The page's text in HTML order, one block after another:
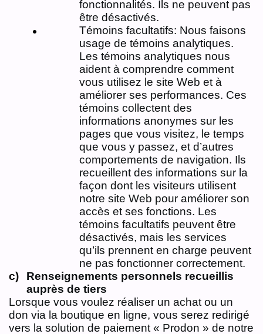
fonctionnalités. Ils ne peuvent pas
être désactivés.
Témoins facultatifs: Nous faisons
usage de témoins analytiques.
Les témoins analytiques nous
aident à comprendre comment
vous utilisez le site Web et à
améliorer ses performances. Ces
témoins collectent des
informations anonymes sur les
pages que vous visitez, le temps
que vous y passez, et d’autres
comportements de navigation. Ils
recueillent des informations sur la
façon dont les visiteurs utilisent
notre site Web pour améliorer son
accès et ses fonctions. Les
témoins facultatifs peuvent être
désactivés, mais les services
qu’ils prennent en charge peuvent
ne pas fonctionner correctement.
Renseignements personnels recueillis
auprès de tiers
Lorsque vous voulez réaliser un achat ou un
don via la boutique en ligne, vous serez redirigé
vers la solution de paiement « Prodon » de notre